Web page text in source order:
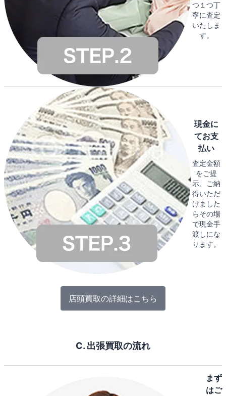
つ１つ丁
寧に査定
いたしま
す。
現金に
てお支
払い
査定金額
をご提
示、ご納
得いただ
けました
らその場
で現金手
渡しにな
ります。
店頭買取の詳細はこちら
C. 出張買取の流れ
まず
はご